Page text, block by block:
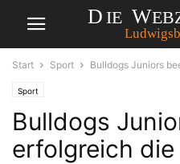
Start Sport Bulldogs Juniors
Sport
Bulldogs
erfolgreich die